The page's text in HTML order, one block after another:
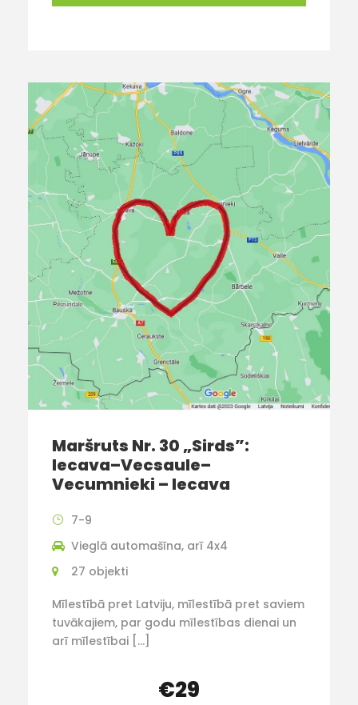
Maršruts Nr. 30 „Sirds”:
Iecava–Vecsaule–
Vecumnieki – Iecava
7-9
Vieglā automašīna, arī 4x4
27 objekti
Mīlestībā pret Latviju, mīlestībā pret saviem
tuvākajiem, par godu mīlestības dienai un
arī mīlestībai […]
€29